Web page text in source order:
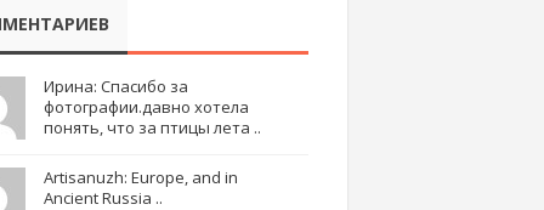
Ирина: Спасибо за
фотографии.давно хотела
понять, что за птицы лета ..
Artisanuzh: Europe, and in
Ancient Russia ..